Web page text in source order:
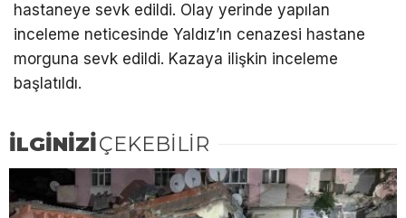
hastaneye sevk edildi. Olay yerinde yapılan
inceleme neticesinde Yaldız’ın cenazesi hastane
morguna sevk edildi. Kazaya ilişkin inceleme
başlatıldı.
İLGİNİZİÇEKEBİLİR